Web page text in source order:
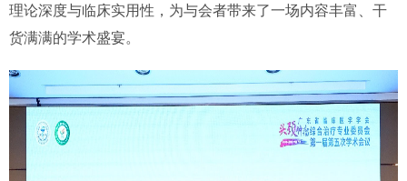
理论深度与临床实用性，为与会者带来了一场内容丰富、干
货满满的学术盛宴。